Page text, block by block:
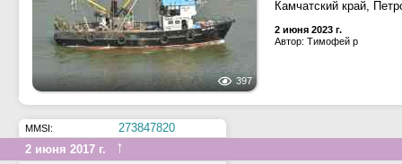
397
Камчатский край,
2 июня 2023 г.
Автор: Тимофей р
MMSI:
273847820
2 июня 2017 г.
↑